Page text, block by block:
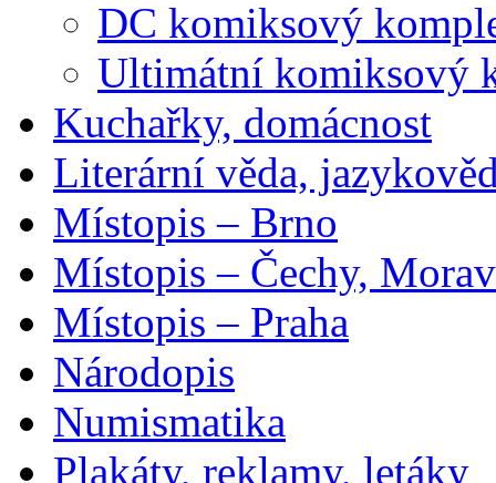
DC komiksový
Ultimátní komiksový
Kuchařky, domácnost
Literární věda,
Místopis – Brno
Místopis – Čechy,
Místopis – Praha
Národopis
Numismatika
Plakáty, reklamy, letáky